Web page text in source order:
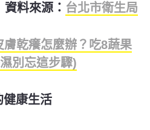
資料來源： 台北市衛生局
乾癢怎麼辦？吃8蔬果
別忘這步驟)
健康生活